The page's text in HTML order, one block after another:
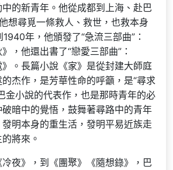
的新青年。他從成都到上海、赴巴
想尋覓一條救人、救世，也救本身
年，他頒發了“急流三部曲”：
，他還出書了“戀愛三部曲”：
》。長篇小說《家》是從封建大師庭
杰作，是芳華性命的呼籲，是“尋求
金小說的代表作，也是那時青年的必
暗中的覺悟，鼓舞著尋路中的青年
明本身的重生活，發明平易近族走
將來。
夜》，到《團聚》《隨想錄》，巴